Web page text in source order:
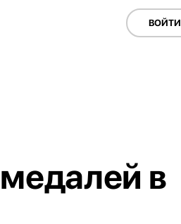
ВОЙТИ
в